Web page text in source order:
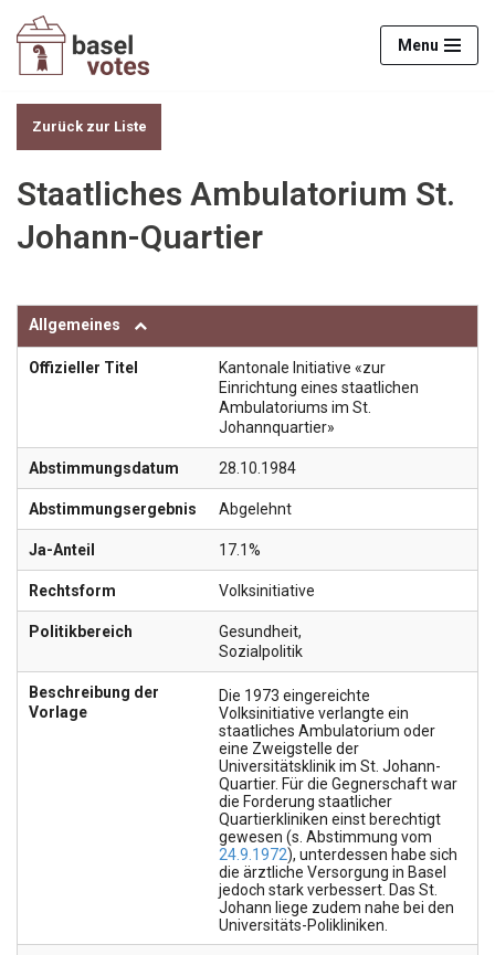
Zum
Menu
Zurück zur Liste
Staatliches Ambulatorium St.
Johann-Quartier
Allgemeines
Offizieller Titel
Kantonale Initiative «zur
Einrichtung eines staatlichen
Ambulatoriums im St.
Johannquartier»
Abstimmungsdatum 28.10.1984
Abstimmungsergebnis Abgelehnt
Ja-Anteil 17.1%
Rechtsform Volksinitiative
Politikbereich Gesundheit,
Sozialpolitik
Beschreibung der
Vorlage
Die 1973 eingereichte
Volksinitiative verlangte ein
staatliches Ambulatorium oder
eine Zweigstelle der
Universitätsklinik im St. Johann-
Quartier. Für die Gegnerschaft war
die Forderung staatlicher
Quartierkliniken einst berechtigt
gewesen (s. Abstimmung vom
24.9.1972), unterdessen habe sich
die ärztliche Versorgung in Basel
jedoch stark verbessert. Das St.
Johann liege zudem nahe bei den
Universitäts-Polikliniken.